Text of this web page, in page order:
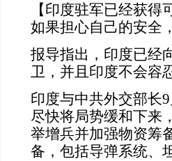
【印度驻军已经获
如果担心自己的安全
报导指出，印度已经
卫，并且印度不会容
印度与中共外交部长
尽快将局势缓和下来
举增兵并加强物资筹
备，包括导弹系统、